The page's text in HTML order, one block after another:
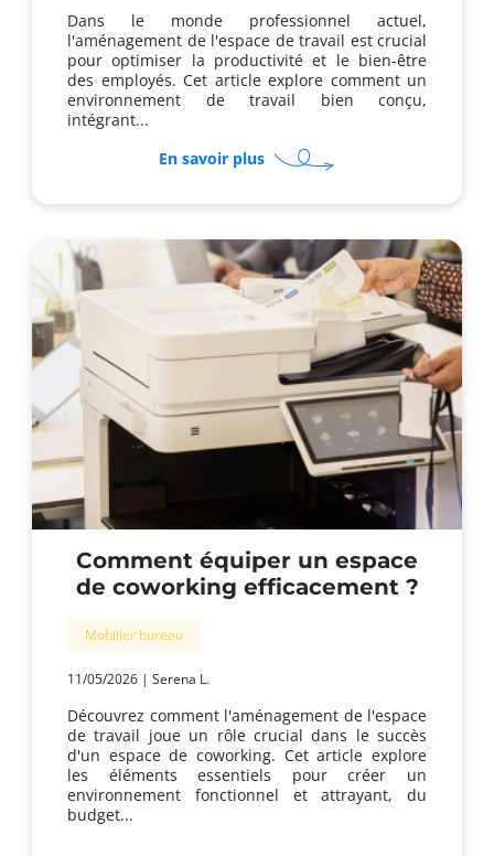
Dans le monde professionnel actuel,
l'aménagement de l'espace de travail est crucial
pour optimiser la productivité et le bien-être
des employés. Cet article explore comment un
environnement de travail bien conçu,
intégrant...
En savoir plussur
Comment
espace
de
travail
pour
de
productivité
Comment équiper un espace
de coworking efficacement ?
Mobilier bureau
11/05/2026 | Serena L.
Découvrez comment l'aménagement de l'espace
de travail joue un rôle crucial dans le succès
d'un espace de coworking. Cet article explore
les éléments essentiels pour créer un
environnement fonctionnel et attrayant, du
budget...